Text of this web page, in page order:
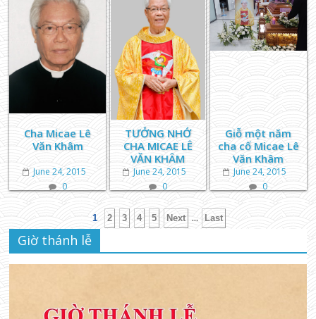
Cha Micae Lê
Văn Khâm
June 24, 2015
0
TƯỞNG NHỚ
CHA MICAE LÊ
VĂN KHÂM
June 24, 2015
0
Giỗ một năm
cha cố Micae Lê
Văn Khâm
June 24, 2015
0
1 2 3 4 5 Next ... Last
Giờ thánh lễ